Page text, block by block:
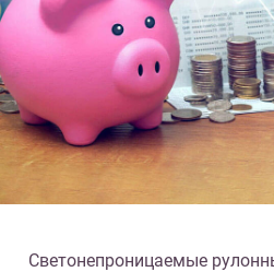
Светонепроницаемые